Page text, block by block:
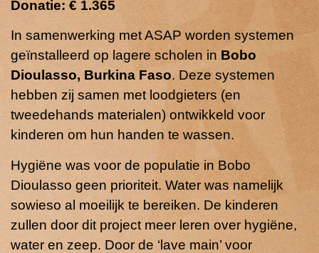
Donatie: € 1.365
In samenwerking met ASAP worden systemen
geïnstalleerd op lagere scholen in Bobo
Dioulasso, Burkina Faso. Deze systemen
hebben zij samen met loodgieters (en
tweedehands materialen) ontwikkeld voor
kinderen om hun handen te wassen.
Hygiëne was voor de populatie in Bobo
Dioulasso geen prioriteit. Water was namelijk
sowieso al moeilijk te bereiken. De kinderen
zullen door dit project meer leren over hygiëne,
water en zeep. Door de ‘lave main’ voor